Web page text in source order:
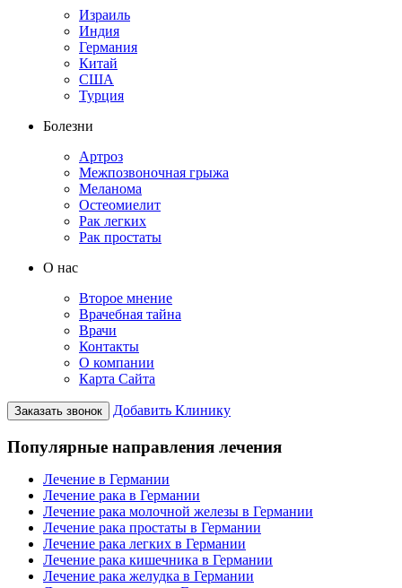
Израиль
Индия
Германия
Китай
США
Турция
Болезни
Артроз
Межпозвоночная грыжа
Меланома
Остеомиелит
Рак легких
Рак простаты
О нас
Второе мнение
Врачебная тайна
Врачи
Контакты
О компании
Карта Сайта
Заказать звонок Добавить Клинику
Популярные направления лечения
Лечение в Германии
Лечение рака в Германии
Лечение рака молочной железы в Германии
Лечение рака простаты в Германии
Лечение рака легких в Германии
Лечение рака кишечника в Германии
Лечение рака желудка в Германии